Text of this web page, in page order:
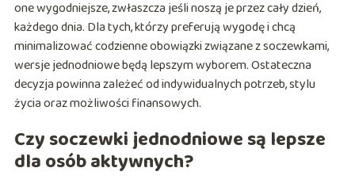
one wygodniejsze, zwłaszcza jeśli noszą je przez cały dzień,
każdego dnia. Dla tych, którzy preferują wygodę i chcą
minimalizować codzienne obowiązki związane z soczewkami,
wersje jednodniowe będą lepszym wyborem. Ostateczna
decyzja powinna zależeć od indywidualnych potrzeb, stylu
życia oraz możliwości finansowych.
Czy soczewki jednodniowe są lepsze
dla osób aktywnych?